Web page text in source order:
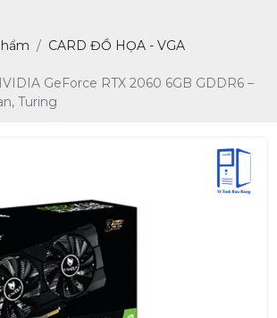
CARD ĐỒ HỌA - VGA
GeForce RTX 2060 6GB GDDR6 –
Turing